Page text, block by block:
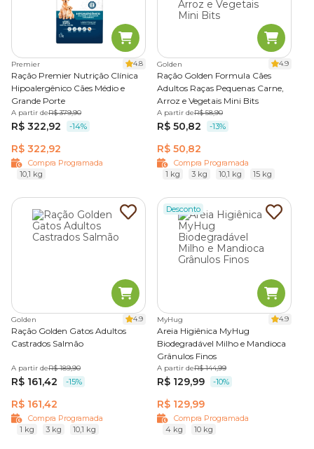
Premier 4.8
Ração Premier Nutrição Clínica
Hipoalergênico Cães Médio e
Grande Porte
A partir deR$ 379,90
R$ 322,92 -14%
R$ 322,92
Compra Programada
10,1 kg
Golden 4.9
Ração Golden Formula Cães
Adultos Raças Pequenas Carne,
Arroz e Vegetais Mini Bits
A partir deR$ 58,90
R$ 50,82 -13%
R$ 50,82
Compra Programada
1 kg
3 kg 10,1 kg 15 kg
Golden 4.9
Ração Golden Gatos Adultos
Castrados Salmão
A partir deR$ 189,90
R$ 161,42 -15%
R$ 161,42
Compra Programada
1 kg
3 kg 10,1 kg
Desconto
MyHug 4.9
Areia Higiênica MyHug
Biodegradável Milho e Mandioca
Grânulos Finos
A partir deR$ 144,99
R$ 129,99 -10%
R$ 129,99
Compra Programada
4 kg
10 kg